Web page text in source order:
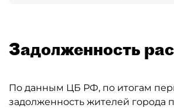
Задолженность
По данным ЦБ РФ, по итогам
задолженность жителей города